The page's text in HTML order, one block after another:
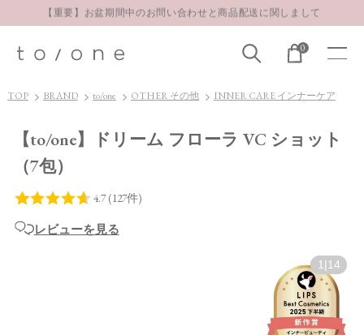
【重要】お盆期間中のお問い合わせと商品配送に関しまして
LINE お友達登録 500円OFFクーポンプレゼント
0
TOP BRAND to/one OTHER その他 INNER CARE インナーケア
【to/one】ドリーム フローラ VC ショット
（7包）
レビューを見る
1 | 14